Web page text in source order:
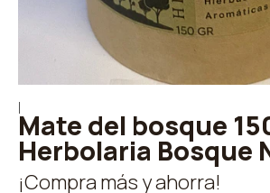
Mate del bosque
Herbolaria Bosque
¡Compra más y ahorra!